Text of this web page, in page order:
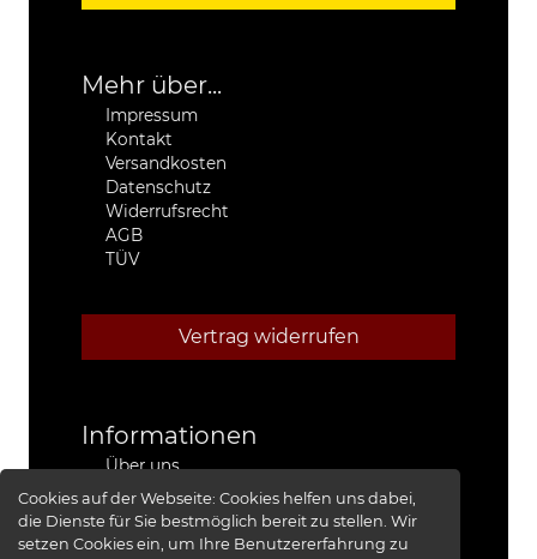
Cookies auf der Webseite:Cookies helfen uns dabei,
die Dienste für Sie bestmöglich bereit zu stellen. Wir
setzen Cookies ein, um Ihre Benutzererfahrung zu
Mehr über...
Impressum
Kontakt
Versandkosten
Datenschutz
Widerrufsrecht
AGB
TÜV
Vertrag widerrufen
Informationen
Über uns
Stützpunkthändler
4x4 Kfz-Meister Werkstatt Jeep®
Presse